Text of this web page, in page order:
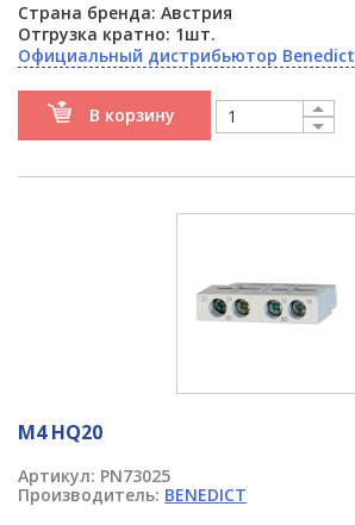
Страна бренда: Австрия
Отгрузка кратно: 1шт.
Официальный дистрибьютор Benedict
В корзину
M4 HQ20
Артикул: PN73025
Производитель: BENEDICT